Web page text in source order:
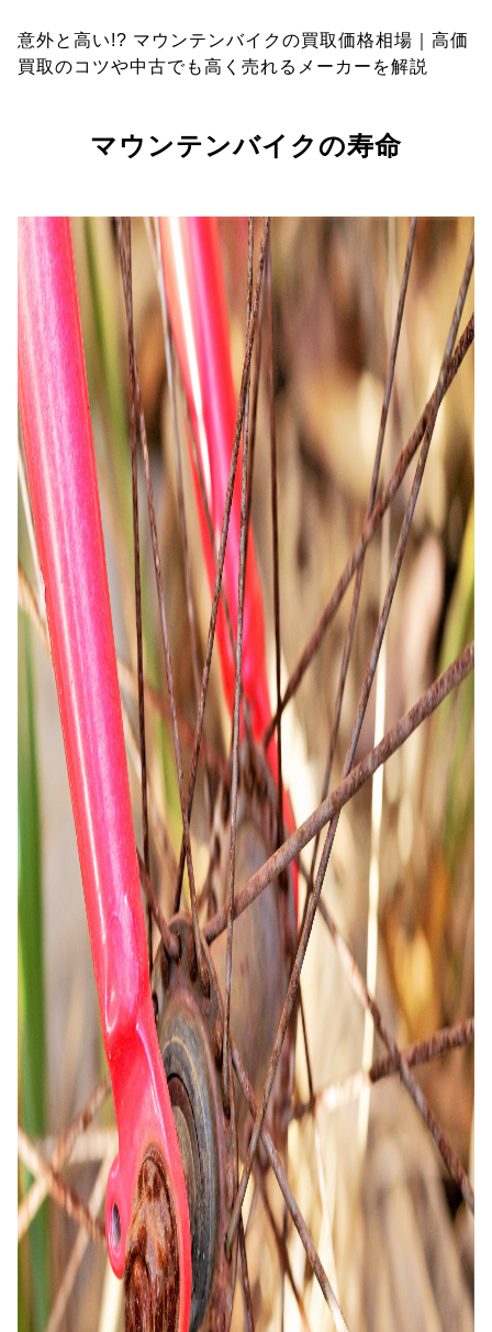
意外と高い!? マウンテンバイクの買取価格相場｜高価
買取のコツや中古でも高く売れるメーカーを解説
マウンテンバイクの寿命